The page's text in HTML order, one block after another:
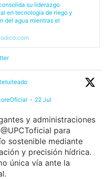
su liderazgo
en tecnología de riego y
del agua mientras el
· 22 Jul
y administraciones
para
sostenible mediante
y precisión hídrica.
única vía ante la